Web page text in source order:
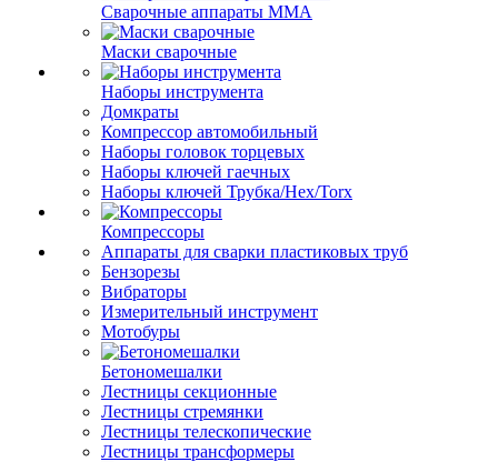
Сварочные аппараты ММА
Маски сварочные
Наборы инструмента
Домкраты
Компрессор автомобильный
Наборы головок торцевых
Наборы ключей гаечных
Наборы ключей Трубка/Hex/Torx
Компрессоры
Аппараты для сварки пластиковых труб
Бензорезы
Вибраторы
Измерительный инструмент
Мотобуры
Бетономешалки
Лестницы секционные
Лестницы стремянки
Лестницы телескопические
Лестницы трансформеры